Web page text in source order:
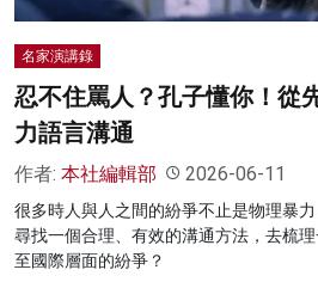
名家演講錄
忍不住罵人？孔子懂你！從
力語言溝通
作者: 本社編輯部 2026-06-11
很多時人與人之間的紛爭不止是物理暴
尋找一個合理、有效的溝通方法，去梳
至國際層面的紛爭？